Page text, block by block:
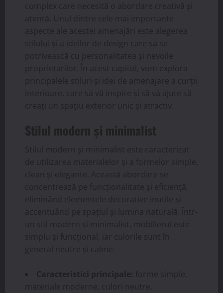
complex care necesită o abordare creativă și
atentă. Unul dintre cele mai importante
aspecte ale acestei amenajări este alegerea
stilului și a ideilor de design care să se
potrivească cu personalitatea și nevoile
proprietarilor. În acest capitol, vom explora
principalele stiluri și idei de amenajare a curții
interioare, care să vă inspire și să vă ajute să
creați un spațiu exterior unic și atractiv.
Stilul modern și minimalist
Stilul modern și minimalist este caracterizat
de utilizarea materialelor și a formelor simple,
clean și elegante. Această abordare se
concentrează pe funcționalitate și eficiență,
eliminând elementele decorative inutile și
accentuând pe spațiul și lumina naturală. Într-
un stil modern și minimalist, mobilierul este
simplu și funcțional, iar culorile sunt în
general neutre și calme.
Caracteristici principale: forme simple,
materiale moderne, culori neutre,